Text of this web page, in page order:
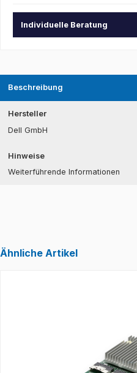
Individuelle Beratung
Beschreibung
Hersteller
Dell GmbH
Hinweise
Weiterführende Informationen
Ähnliche Artikel